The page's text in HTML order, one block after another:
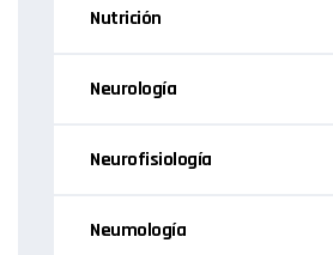
Nutrición
Neurología
Neurofisiología
Neumología